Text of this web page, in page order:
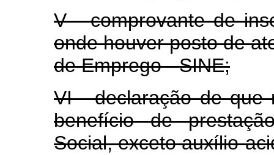
V - comprovante de
onde houver posto de
de Emprego - SINE;
VI - declaração de que
benefício de
Social, exceto auxílio-